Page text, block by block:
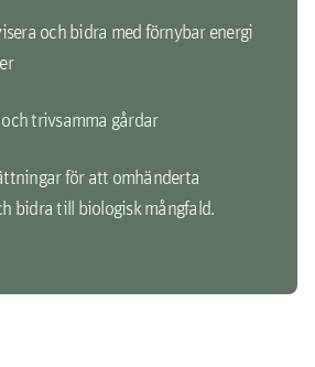
och bidra med förnybar energi
trivsamma gårdar
för att omhänderta
bidra till biologisk mångfald.